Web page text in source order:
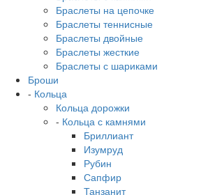
Браслеты на цепочке
Браслеты теннисные
Браслеты двойные
Браслеты жесткие
Браслеты с шариками
Броши
- Кольца
Кольца дорожки
- Кольца с камнями
Бриллиант
Изумруд
Рубин
Сапфир
Танзанит